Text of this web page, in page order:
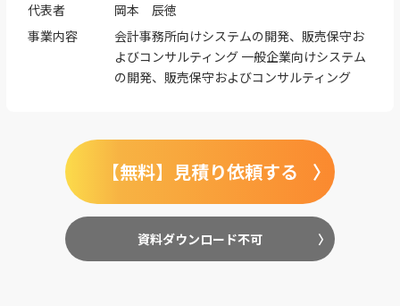
代表者
岡本 辰徳
事業内容
会計事務所向けシステムの開発、販売保守お
よびコンサルティング 一般企業向けシステム
の開発、販売保守およびコンサルティング
【無料】見積り依頼する
資料ダウンロード不可